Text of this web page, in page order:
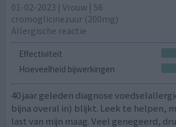
01-02-2023 | Vrouw | 56
cromoglicinezuur (200mg)
Allergische reactie
Effectiviteit
Hoeveelheid bijwerkingen
40 jaar geleden diagnose
bijna overal in) blijkt. Leek te helpen,
last van mijn maag. Veel genegeerd,